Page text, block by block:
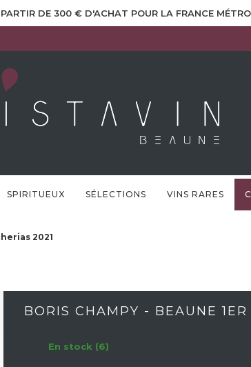
DE 300 € D'ACHAT POUR LA FRANCE
SPIRITUEUX SÉLECTIONS VINS RARES
2021
BORIS CHAMPY - BEAUNE
En stock (6)